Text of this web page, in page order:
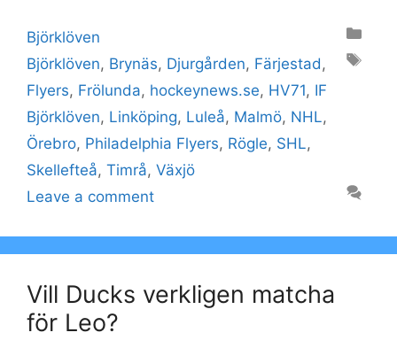
Categories
Björklöven
Tags
Björklöven, Brynäs, Djurgården, Färjestad,
Flyers, Frölunda, hockeynews.se, HV71, IF
Björklöven, Linköping, Luleå, Malmö, NHL,
Örebro, Philadelphia Flyers, Rögle, SHL,
Skellefteå, Timrå, Växjö
Leave a comment
Vill Ducks verkligen matcha
för Leo?